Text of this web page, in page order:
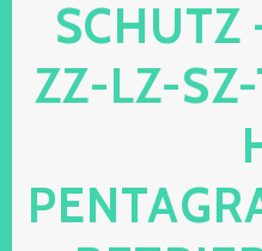
HUTZ –
LZ-SZ-